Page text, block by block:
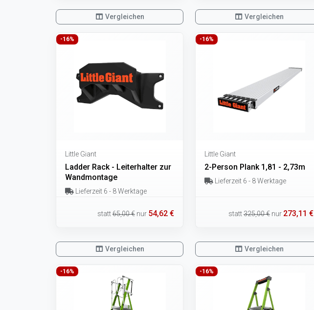
Vergleichen Vergleichen
-16%
Little Giant
Ladder Rack - Leiterhalter zur
Wandmontage
Lieferzeit 6 - 8 Werktage
statt65,00 € nur 54,62 €
Vergleichen
-16%
Little Giant
2-Person Plank 1,81 - 2,73m
Lieferzeit 6 - 8 Werktage
statt325,00 € nur 273,11 €
Vergleichen
-16% -16%